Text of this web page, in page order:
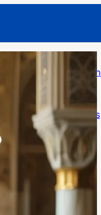
Sprengdrohne
Leipzig sollte Explosion
Schnuller: Was
und Familien
Polizeifälle mit
– offiziell bleibt alles